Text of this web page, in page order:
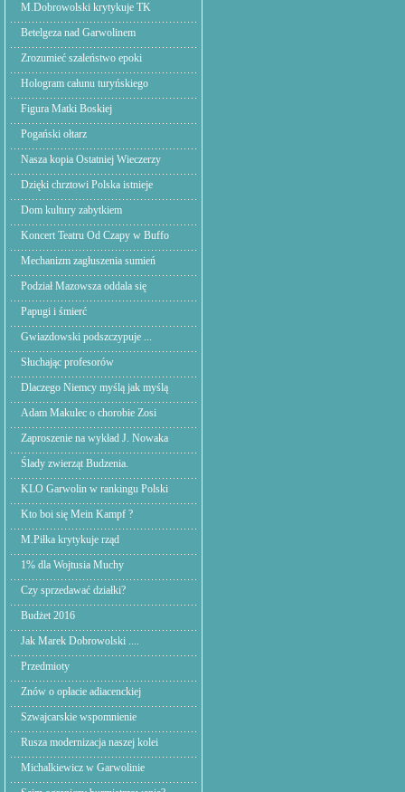
M.Dobrowolski krytykuje TK
Betelgeza nad Garwolinem
Zrozumieć szaleństwo epoki
Hologram całunu turyńskiego
Figura Matki Boskiej
Pogański ołtarz
Nasza kopia Ostatniej Wieczerzy
Dzięki chrztowi Polska istnieje
Dom kultury zabytkiem
Koncert Teatru Od Czapy w Buffo
Mechanizm zagłuszenia sumień
Podział Mazowsza oddala się
Papugi i śmierć
Gwiazdowski podszczypuje ...
Słuchając profesorów
Dlaczego Niemcy myślą jak myślą
Adam Makulec o chorobie Zosi
Zaproszenie na wykład J. Nowaka
Ślady zwierząt Budzenia.
KLO Garwolin w rankingu Polski
Kto boi się Mein Kampf ?
M.Piłka krytykuje rząd
1% dla Wojtusia Muchy
Czy sprzedawać działki?
Budżet 2016
Jak Marek Dobrowolski ....
Przedmioty
Znów o opłacie adiacenckiej
Szwajcarskie wspomnienie
Rusza modernizacja naszej kolei
Michalkiewicz w Garwolinie